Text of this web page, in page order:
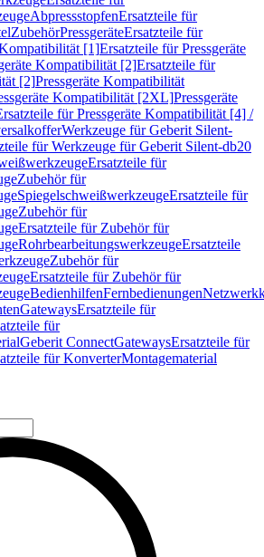
AbpressstopfenErsatzteile für
ZubehörPressgeräteErsatzteile für
[1]Ersatzteile für Pressgeräte
Kompatibilität [2]Ersatzteile für
[2]Pressgeräte Kompatibilität
Kompatibilität [2XL]Pressgeräte
für Pressgeräte Kompatibilität [4] /
Werkzeuge für Geberit Silent-
für Werkzeuge für Geberit Silent-db20
Ersatzteile für
Zubehör für
SpiegelschweißwerkzeugeErsatzteile für
Zubehör für
Ersatzteile für Zubehör für
RohrbearbeitungswerkzeugeErsatzteile
Zubehör für
Ersatzteile für Zubehör für
BedienhilfenFernbedienungen
GatewaysErsatzteile für
für
Geberit ConnectGatewaysErsatzteile für
für KonverterMontagematerial